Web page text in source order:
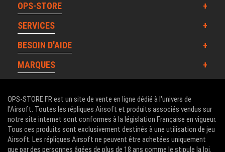
OPS-STORE
SERVICES
BESOIN D'AIDE
MARQUES
OPS-STORE.FR est un site de vente en ligne dédié à l'univers de
l'Airsoft. Toutes les répliques Airsoft et produits associés vendus sur
notre site internet sont conformes à la législation Française en vigueur.
Tous ces produits sont exclusivement destinés à une utilisation de jeu
Airsoft. Les répliques Airsoft ne peuvent être achetées uniquement
que par des personnes âgées de plus de 18 ans comme le stipule la loi.